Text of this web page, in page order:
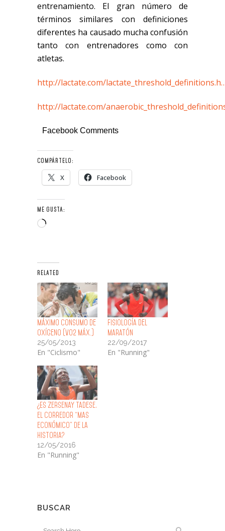
entrenamiento. El gran número de
términos similares con definiciones
diferentes ha causado mucha confusión
tanto con entrenadores como con
atletas.
http://lactate.com/
http://lactate.com/
Facebook Comments
COMPÁRTELO:
X Facebook
ME GUSTA:
Cargando...
RELATED
Máximo Consumo de
Oxígeno (VO2 máx.)
25/05/2013
En "Ciclismo"
Fisiología del
Maratón
22/09/2017
En "Running"
¿Es Zersenay Tadese,
el corredor “mas
económico” de la
historia?
12/05/2016
En "Running"
BUSCAR